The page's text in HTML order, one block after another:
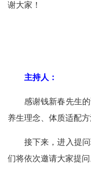
谢大家！
主持人：
感谢钱新春先生的
养生理念、体质适配
接下来，进入提问
们将依次邀请大家提问